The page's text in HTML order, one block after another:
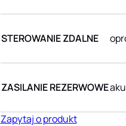
STEROWANIE ZDALNE
ZASILANIE REZERWOWE
Zapytaj o produkt